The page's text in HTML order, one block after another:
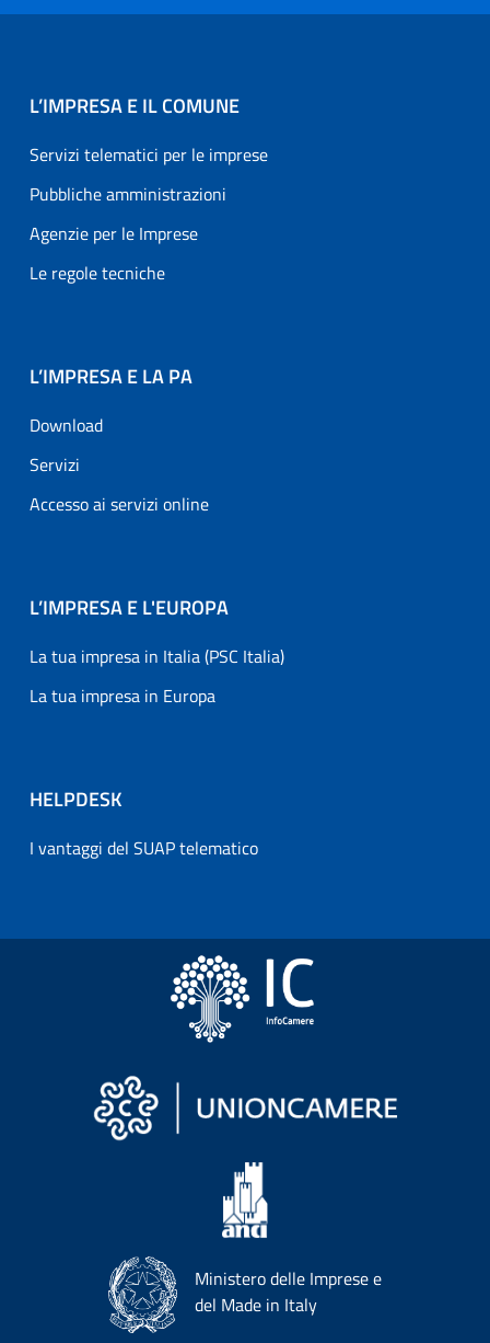
L’IMPRESA E IL COMUNE
Servizi telematici per le imprese
Pubbliche amministrazioni
Agenzie per le Imprese
Le regole tecniche
L’IMPRESA E LA PA
Download
Servizi
Accesso ai servizi online
L’IMPRESA E L'EUROPA
La tua impresa in Italia (PSC Italia)
La tua impresa in Europa
HELPDESK
I vantaggi del SUAP telematico
Ministero delle Imprese e
del Made in Italy